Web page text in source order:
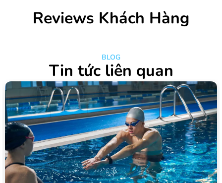
Reviews Khách Hàng
BLOG
Tin tức liên quan